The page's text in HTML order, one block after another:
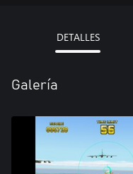
DETALLES
Galería